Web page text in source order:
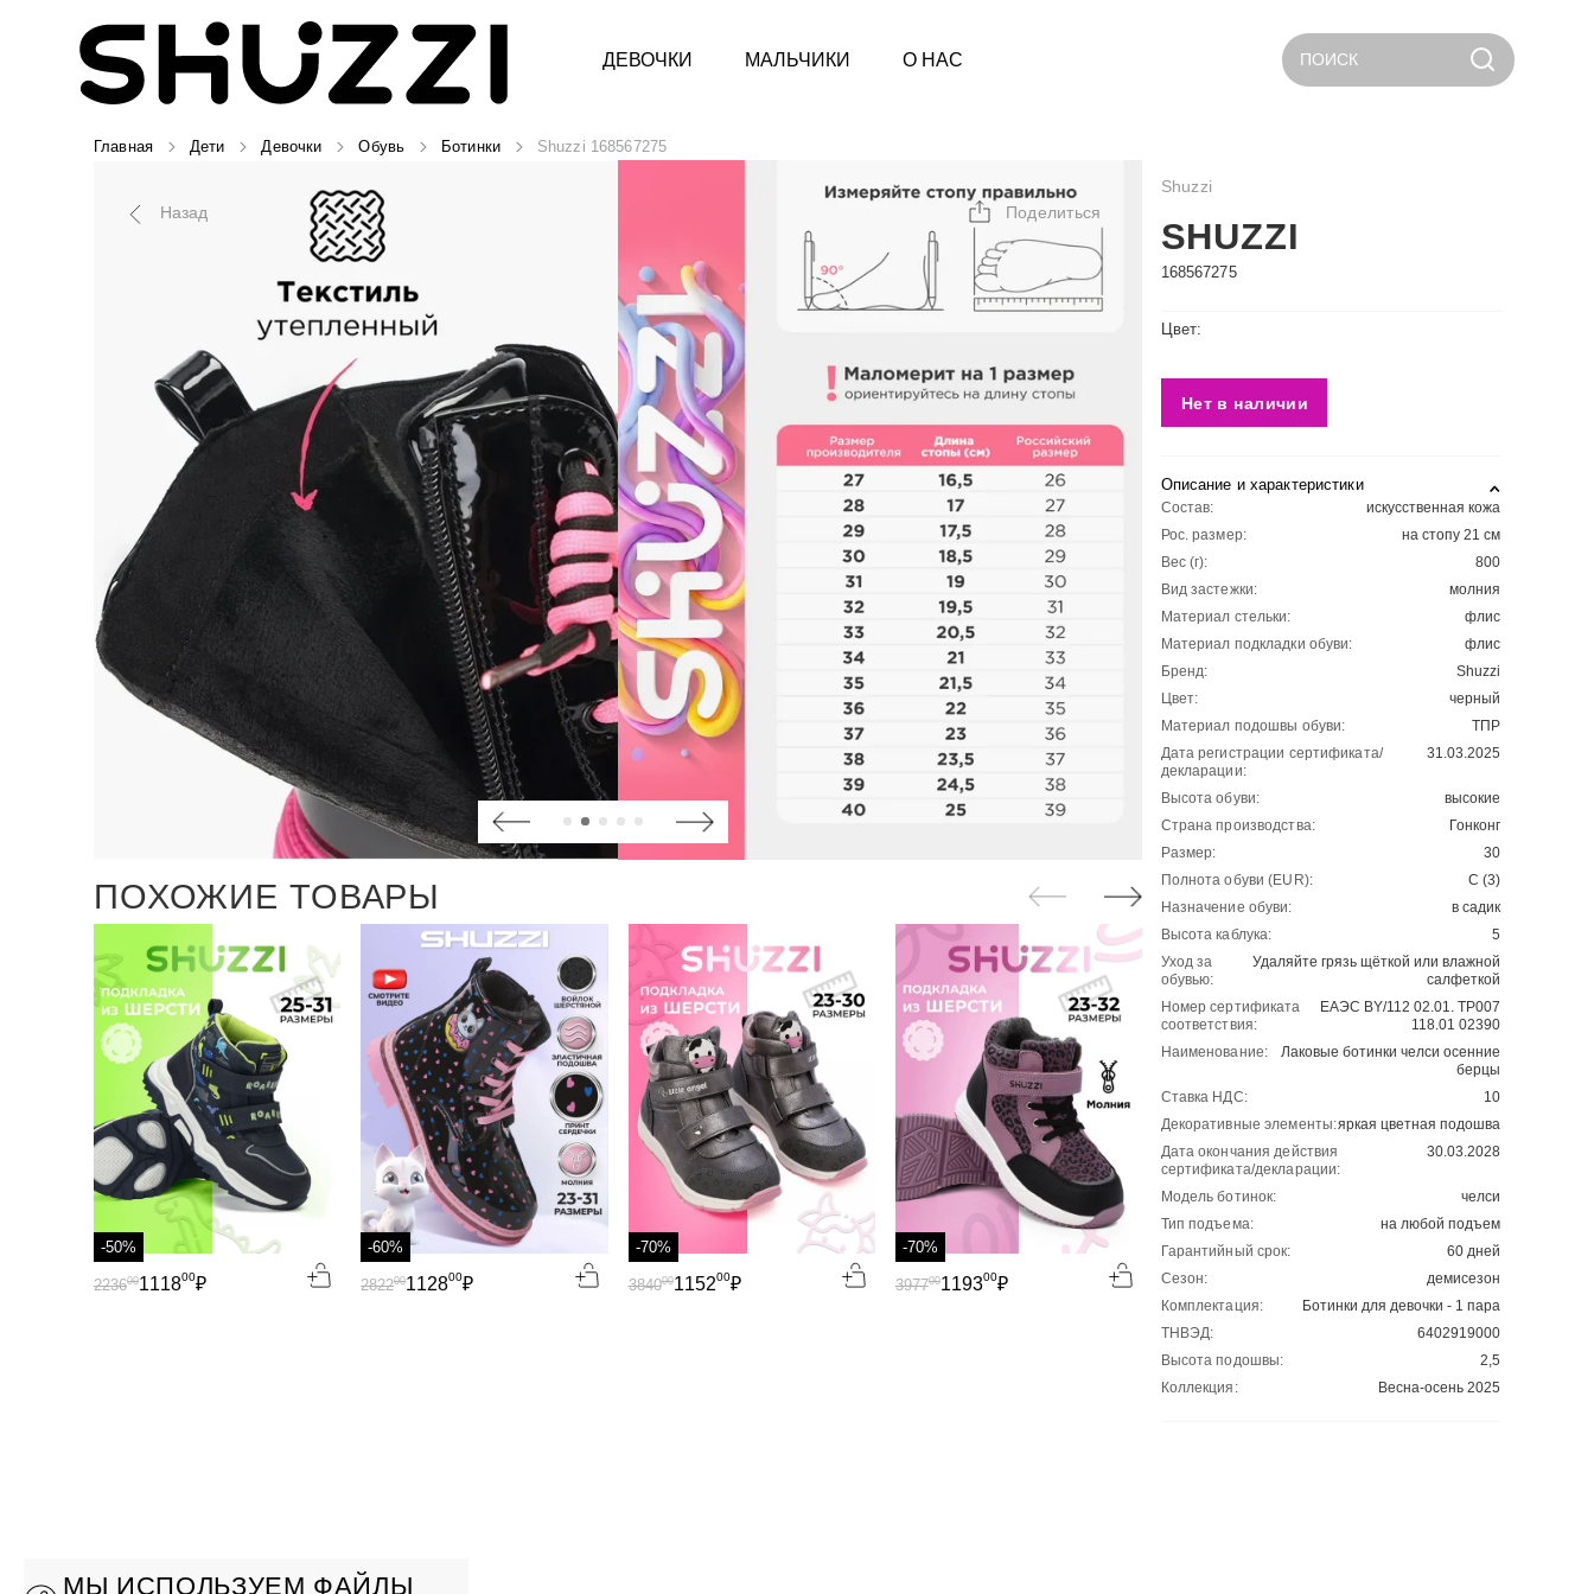
ДЕВОЧКИ МАЛЬЧИКИ О НАС ПОИСК
Главная Дети Девочки Обувь Ботинки Shuzzi 168567275
Назад Поделиться
ПОХОЖИЕ ТОВАРЫ
-50%
111800₽
223600
-60%
112800₽
282200
-70%
115200₽
384000
-70%
119300₽
397700
-60%
2985 00
-50%
1212
242400
Shuzzi
SHUZZI
168567275
Цвет:
Нет в наличии
Описание и характеристики
Состав:
искусственная кожа
Рос. размер:
на стопу 21 см
Вес (г):
800
Вид застежки:
молния
Материал стельки:
флис
Материал подкладки обуви:
флис
Бренд:
Shuzzi
Цвет:
черный
Материал подошвы обуви:
ТПР
Дата регистрации сертификата/
декларации:
31.03.2025
Высота обуви:
высокие
Страна производства:
Гонконг
Размер:
30
Полнота обуви (EUR):
С (3)
Назначение обуви:
в садик
Высота каблука:
5
Уход за
обувью:
Удаляйте грязь щёткой или влажной
салфеткой
Номер сертификата
соответствия:
ЕАЭС BY/112 02.01. ТР007
118.01 02390
Наименование:
Лаковые ботинки челси осенние
берцы
Ставка НДС:
10
Декоративные элементы:яркая цветная подошва
Дата окончания действия
сертификата/декларации:
30.03.2028
Модель ботинок:
челси
Тип подъема:
на любой подъем
Гарантийный срок:
60 дней
Сезон:
демисезон
Комплектация:
Ботинки для девочки - 1 пара
ТНВЭД:
6402919000
Высота подошвы:
2,5
Коллекция:
Весна-осень 2025
МЫ ИСПОЛЬЗУЕМ ФАЙЛЫ